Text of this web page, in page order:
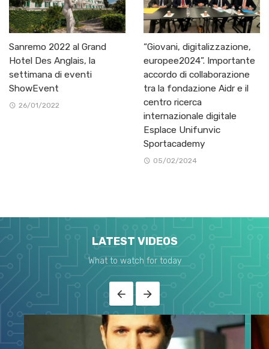
Sanremo 2022 al Grand
Hotel Des Anglais, la
settimana di eventi
ShowEvent
26/01/2022
“Giovani, digitalizzazione,
europee2024”. Importante
accordo di collaborazione
tra la fondazione Aidr e il
centro ricerca
internazionale digitale
Esplace Unifunvic
Sportacademy
05/02/2024
LATEST VIDEOS
What to watch for today